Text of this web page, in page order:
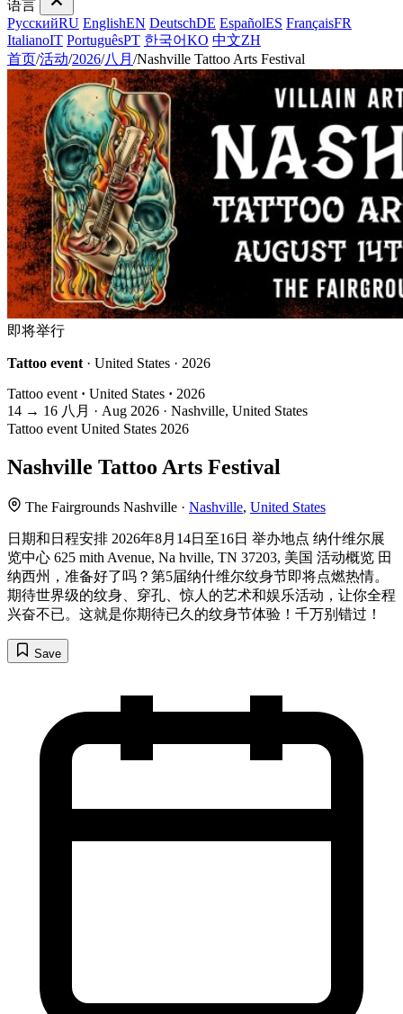
语言
РусскийRU EnglishEN DeutschDE EspañolES FrançaisFR
ItalianoIT PortuguêsPT 한국어KO 中文ZH
首页/活动/2026/八月 /Nashville Tattoo Arts Festival
即将举行
Tattoo event · United States · 2026
Tattoo event · United States · 2026
14 → 16 八月 · Aug 2026 · Nashville, United States
Tattoo event United States 2026
Nashville Tattoo Arts Festival
The Fairgrounds Nashville · Nashville, United States
日期和日程安排 2026年8月14日至16日 举办地点 纳什维尔展
览中心 625 mith Avenue, Na hville, TN 37203, 美国 活动概览 田
纳西州，准备好了吗？第5届纳什维尔纹身节即将点燃热情。
期待世界级的纹身、穿孔、惊人的艺术和娱乐活动，让你全程
兴奋不已。这就是你期待已久的纹身节体验！千万别错过！
Save